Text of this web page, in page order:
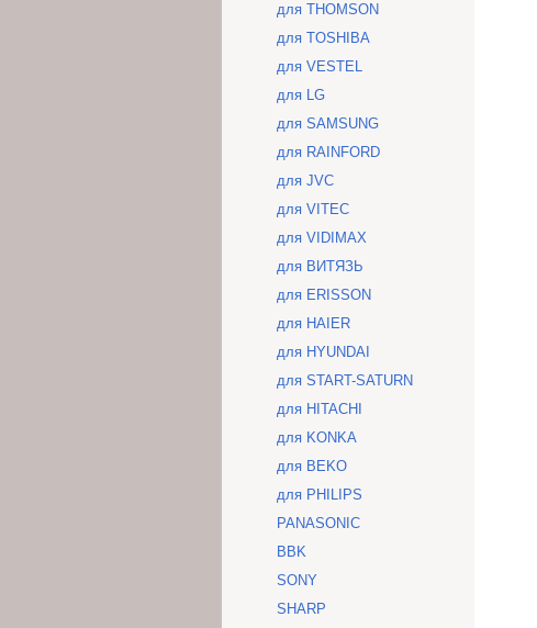
для THOMSON
для TOSHIBA
для VESTEL
для LG
для SAMSUNG
для RAINFORD
для JVC
для VITEC
для VIDIMAX
для ВИТЯЗЬ
для ERISSON
для HAIER
для HYUNDAI
для START-SATURN
для HITACHI
для KONKA
для BEKO
для PHILIPS
PANASONIC
BBK
SONY
SHARP